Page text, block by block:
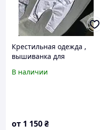
Крестильная одежда ,
вышиванка для
В наличии
от 1 150₴